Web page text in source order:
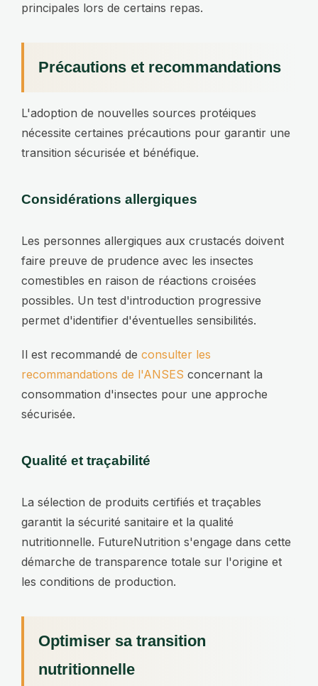
principales lors de certains repas.
Précautions et recommandations
L'adoption de nouvelles sources protéiques
nécessite certaines précautions pour garantir une
transition sécurisée et bénéfique.
Considérations allergiques
Les personnes allergiques aux crustacés doivent
faire preuve de prudence avec les insectes
comestibles en raison de réactions croisées
possibles. Un test d'introduction progressive
permet d'identifier d'éventuelles sensibilités.
Il est recommandé de consulter les
recommandations de l'ANSES concernant la
consommation d'insectes pour une approche
sécurisée.
Qualité et traçabilité
La sélection de produits certifiés et traçables
garantit la sécurité sanitaire et la qualité
nutritionnelle. FutureNutrition s'engage dans cette
démarche de transparence totale sur l'origine et
les conditions de production.
Optimiser sa transition
nutritionnelle